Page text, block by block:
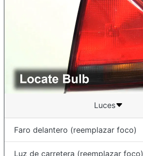
Luces
Faro delantero (reemplazar foco)
Luz de carretera (reemplazar foco)